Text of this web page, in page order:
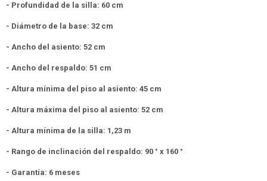
- Profundidad de la silla: 60 cm
- Diámetro de la base: 32 cm
- Ancho del asiento: 52 cm
- Ancho del respaldo: 51 cm
- Altura mínima del piso al asiento: 45 cm
- Altura máxima del piso al asiento: 52 cm
- Altura mínima de la silla: 1,23 m
- Rango de inclinación del respaldo: 90 ° x 160 °
- Garantía: 6 meses